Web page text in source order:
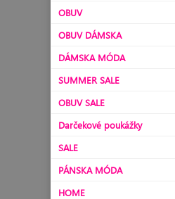
OBUV
OBUV DÁMSKA
DÁMSKA MÓDA
SUMMER SALE
OBUV SALE
Darčekové poukážky
SALE
PÁNSKA MÓDA
HOME